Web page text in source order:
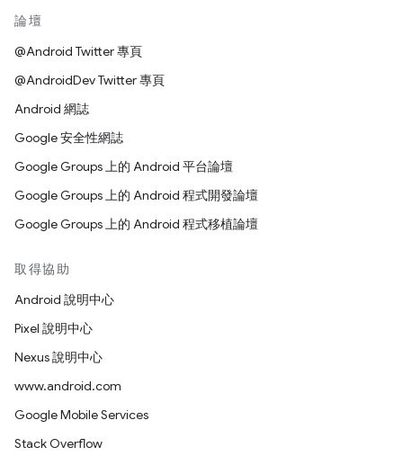
論壇
@Android Twitter 專頁
@AndroidDev Twitter 專頁
Android 網誌
Google 安全性網誌
Google Groups 上的 Android 平台論壇
Google Groups 上的 Android 程式開發論壇
Google Groups 上的 Android 程式移植論壇
取得協助
Android 說明中心
Pixel 說明中心
Nexus 說明中心
www.android.com
Google Mobile Services
Stack Overflow